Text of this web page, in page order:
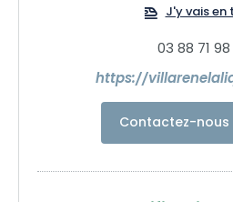
J'y vais en
03 88 71
https://
Contactez-